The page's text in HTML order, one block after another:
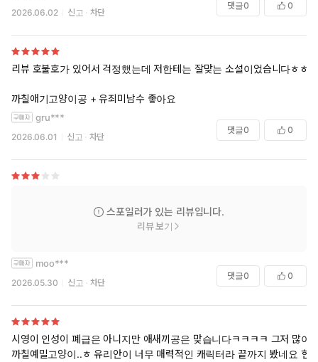
2026.06.02 신고 차단
댓글0 0
리뷰 호불호가 있어서 걱정했는데 저한테는 잘맞는 소설이었습니다ㅎㅎ!
까칠애기고양이공 + 유죄미남수 좋아요
gru***
2026.06.01 신고 차단
댓글0 0
스포일러가 있는 리뷰입니다.
리뷰 보기
moo***
2026.05.30 신고 차단
댓글0 0
시영이 인성이 폐급은 아니지만 애새끼공은 맞습니다ㅋㅋㅋㅋ 그저 많이
까칠예밀고양이..ㅎ 유리안이 너무 매력적인 캐릭터라 끝까지 봤네요 헌